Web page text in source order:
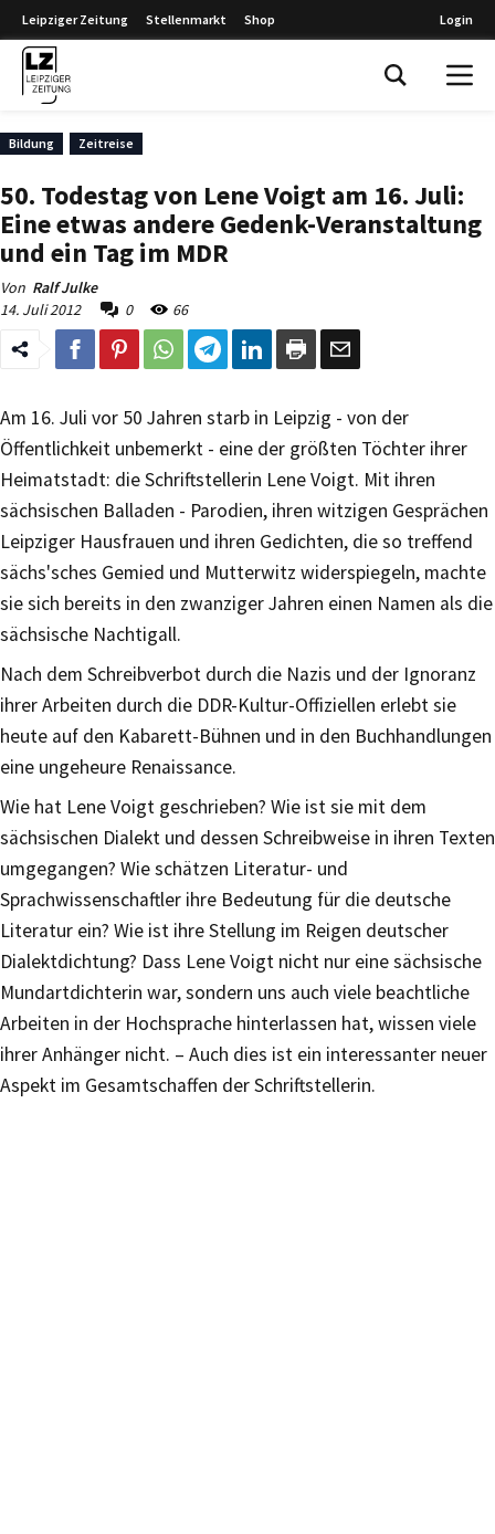
Leipziger Zeitung Stellenmarkt Shop Login
Bildung Zeitreise
50. Todestag von Lene Voigt am 16. Juli:
Eine etwas andere Gedenk-Veranstaltung
und ein Tag im MDR
Von Ralf Julke
14. Juli 2012
0 66
Am 16. Juli vor 50 Jahren starb in Leipzig - von der
Öffentlichkeit unbemerkt - eine der größten Töchter ihrer
Heimatstadt: die Schriftstellerin Lene Voigt. Mit ihren
sächsischen Balladen - Parodien, ihren witzigen Gesprächen
Leipziger Hausfrauen und ihren Gedichten, die so treffend
sächs'sches Gemied und Mutterwitz widerspiegeln, machte
sie sich bereits in den zwanziger Jahren einen Namen als die
sächsische Nachtigall.
Nach dem Schreibverbot durch die Nazis und der Ignoranz
ihrer Arbeiten durch die DDR-Kultur-Offiziellen erlebt sie
heute auf den Kabarett-Bühnen und in den Buchhandlungen
eine ungeheure Renaissance.
Wie hat Lene Voigt geschrieben? Wie ist sie mit dem
sächsischen Dialekt und dessen Schreibweise in ihren Texten
umgegangen? Wie schätzen Literatur- und
Sprachwissenschaftler ihre Bedeutung für die deutsche
Literatur ein? Wie ist ihre Stellung im Reigen deutscher
Dialektdichtung? Dass Lene Voigt nicht nur eine sächsische
Mundartdichterin war, sondern uns auch viele beachtliche
Arbeiten in der Hochsprache hinterlassen hat, wissen viele
ihrer Anhänger nicht. – Auch dies ist ein interessanter neuer
Aspekt im Gesamtschaffen der Schriftstellerin.